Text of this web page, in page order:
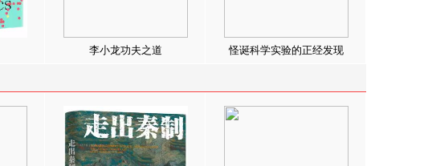
李小龙功夫之道 怪诞科学实验的正经发现